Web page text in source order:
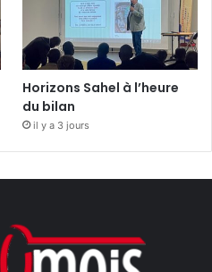
Horizons Sahel à l’heure
du bilan
il y a 3 jours